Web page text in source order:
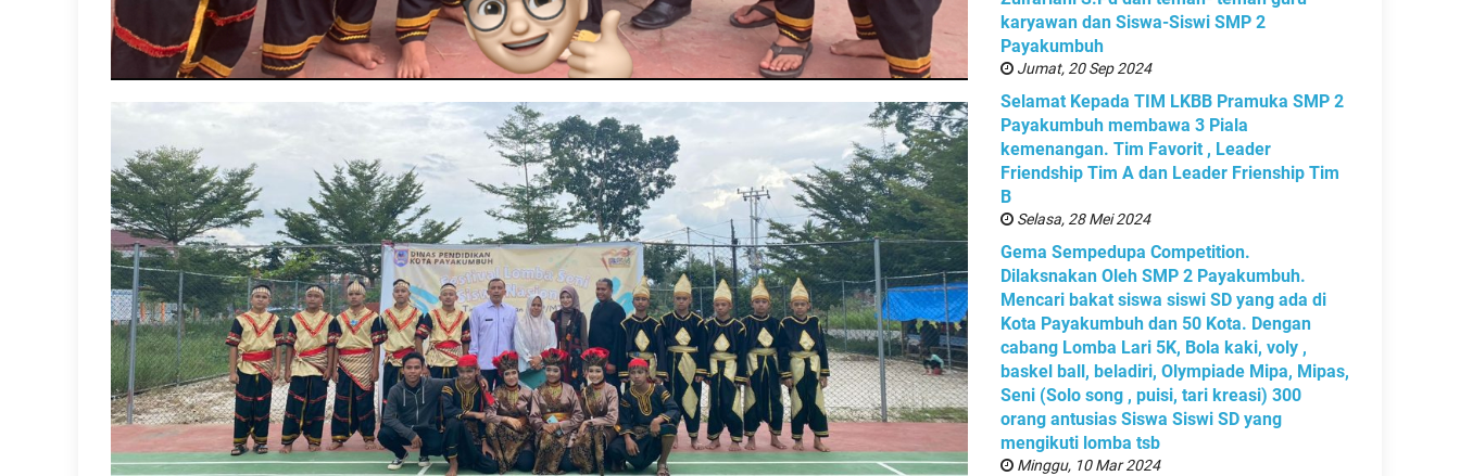
karyawan dan Siswa-Siswi SMP 2
Payakumbuh
Jumat, 20 Sep 2024
Selamat Kepada TIM LKBB Pramuka SMP 2
Payakumbuh membawa 3 Piala
kemenangan. Tim Favorit , Leader
Friendship Tim A dan Leader Frienship Tim
B
Selasa, 28 Mei 2024
Gema Sempedupa Competition.
Dilaksnakan Oleh SMP 2 Payakumbuh.
Mencari bakat siswa siswi SD yang ada di
Kota Payakumbuh dan 50 Kota. Dengan
cabang Lomba Lari 5K, Bola kaki, voly ,
baskel ball, beladiri, Olympiade Mipa, Mipas,
Seni (Solo song , puisi, tari kreasi) 300
orang antusias Siswa Siswi SD yang
mengikuti lomba tsb
Minggu, 10 Mar 2024